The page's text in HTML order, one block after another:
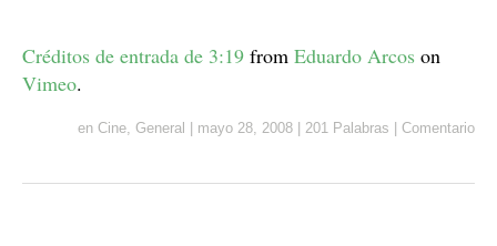
Créditos de entrada de 3:19 from Eduardo Arcos on
Vimeo.
en Cine, General mayo 28, 2008 201 Palabras Comentario